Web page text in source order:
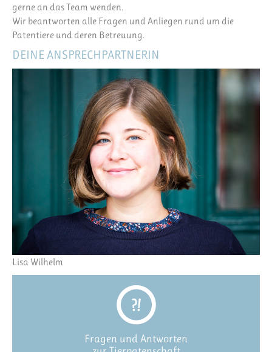
gerne an das Team wenden.
Wir beantworten alle Fragen und Anliegen rund um die
Patentiere und deren Betreuung.
DEINE ANSPRECHPARTNERIN
Lisa Wilhelm
Fragen und Antworten